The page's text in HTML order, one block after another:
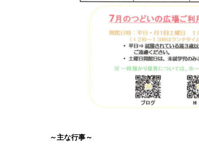
～主な行事～